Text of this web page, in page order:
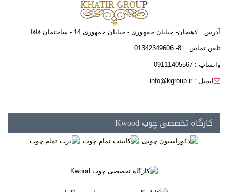
آدرس : لاهیجان- خیابان جمهوری - خیابان جمهوری 14 - ساختمان فافا
تلفن تماس : 8- 01342349606
واتساپ : 09111405567
ایمیل : info@kgroup.ir
کارگاه تخصصی چوب Kwood